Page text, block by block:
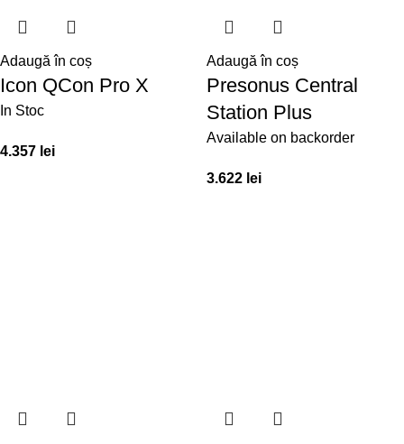
Adaugă în coș
Icon QCon Pro X
In Stoc
4.357 lei
Adaugă în coș
Presonus Central
Station Plus
Available on backorder
3.622 lei